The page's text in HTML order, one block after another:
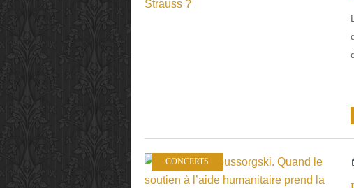
CONCERTS